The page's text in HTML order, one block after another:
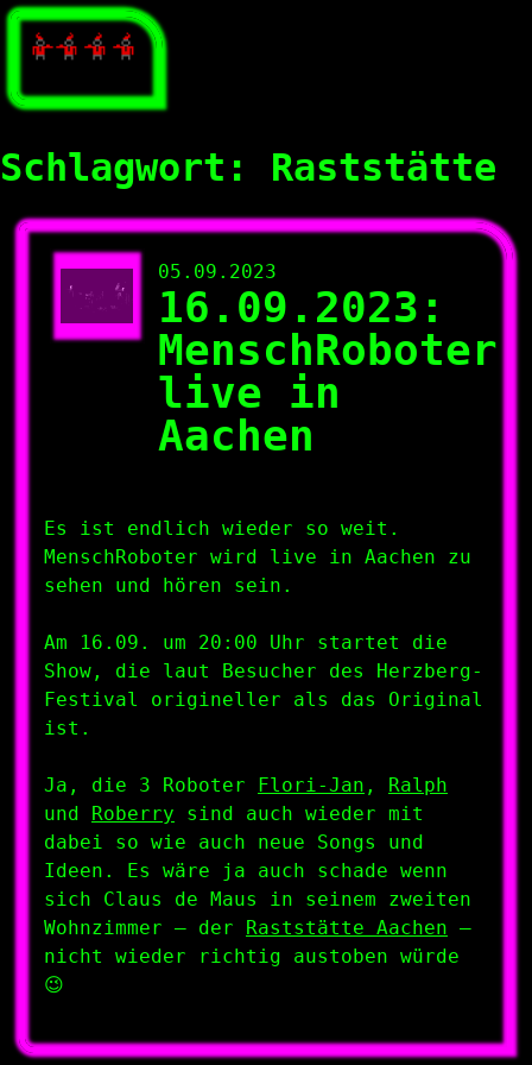
Schlagwort: Raststätte
05.09.2023
16.09.2023:
MenschRoboter
live in
Aachen
Es ist endlich wieder so weit.
MenschRoboter wird live in Aachen zu
sehen und hören sein.
Am 16.09. um 20:00 Uhr startet die
Show, die laut Besucher des Herzberg-
Festival origineller als das Original
ist.
Ja, die 3 Roboter Flori-Jan , Ralph
und Roberry sind auch wieder mit
dabei so wie auch neue Songs und
Ideen. Es wäre ja auch schade wenn
sich Claus de Maus in seinem zweiten
Wohnzimmer – der Raststätte Aachen –
nicht wieder richtig austoben würde
😉